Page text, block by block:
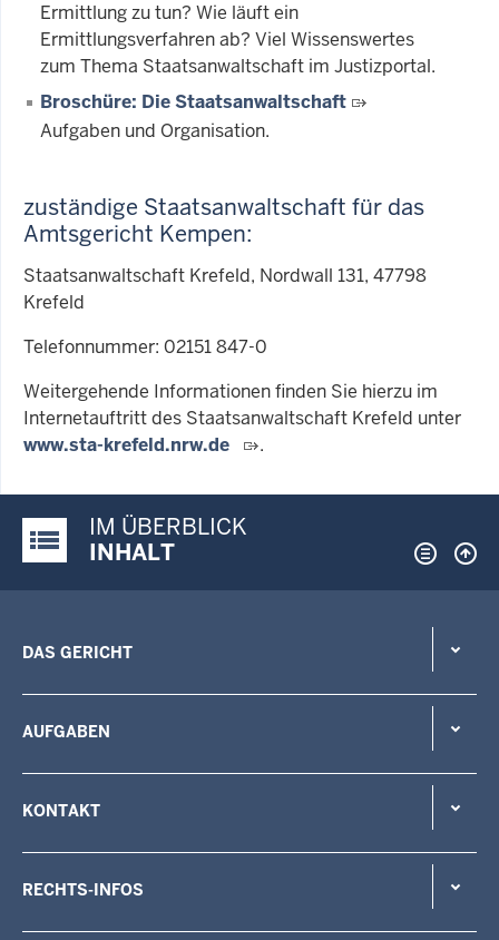
Ermittlung zu tun? Wie läuft ein
Ermittlungsverfahren ab? Viel Wissenswertes
zum Thema Staatsanwaltschaft im Justizportal.
Broschüre: Die Staatsanwaltschaft
Aufgaben und Organisation.
zuständige Staatsanwaltschaft für das
Amtsgericht Kempen:
Staatsanwaltschaft Krefeld, Nordwall 131, 47798
Krefeld
Telefonnummer: 02151 847-0
Weitergehende Informationen finden Sie hierzu im
Internetauftritt des Staatsanwaltschaft Krefeld unter
www.sta-krefeld.nrw.de
.
Justiz-Portal im Überblick:
IM ÜBERBLICK
INHALT
DAS GERICHT
AUFGABEN
KONTAKT
RECHTS-INFOS